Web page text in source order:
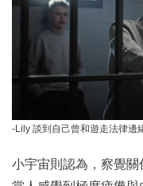
-Lily 談到自己曾和遊走法律邊
小宇宙則認為，察覺關